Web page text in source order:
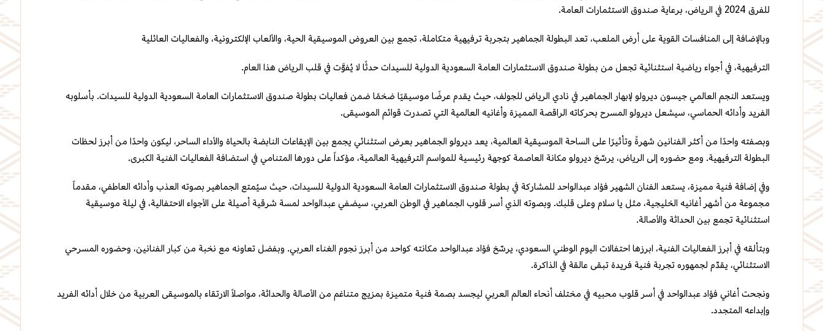
للفرق 2024 في الرياض، برعاية صندوق الاستثمارات العامة.
وبالإضافة إلى المنافسات القوية على أرض الملعب، تعد البطولة الجماهير بتجربة ترفيهية متكاملة، تجمع بين العروض الموسيقية الحية، والألعاب الإلكترونية، والفعاليات العائلية
الترفيهية، في أجواء رياضية استثنائية تجعل من بطولة صندوق الاستثمارات العامة السعودية الدولية للسيدات حدثًا لا يُفوَّت في قلب الرياض هذا العام.
ويستعد النجم العالمي جيسون ديرولو لإبهار الجماهير في نادي الرياض للجولف، حيث يقدم عرضًا موسيقيًا ضخمًا ضمن فعاليات بطولة صندوق الاستثمارات العامة السعودية الدولية للسيدات. بأسلوبه
الفريد وأدائه الحماسي، سيشعل ديرولو المسرح بحركاته الراقصة المميزة وأغانيه العالمية التي تصدرت قوائم الموسيقى.
وبصفته واحدًا من أكثر الفنانين شهرةً وتأثيرًا على الساحة الموسيقية العالمية، يعد ديرولو الجماهير بعرض استثنائي يجمع بين الإيقاعات النابضة بالحياة والأداء الساحر، ليكون واحدًا من أبرز لحظات
البطولة الترفيهية. ومع حضوره إلى الرياض، يرسّخ ديرولو مكانة العاصمة كوجهة رئيسية للمواسم الترفيهية العالمية، مؤكداً على دورها المتنامي في استضافة الفعاليات الفنية الكبرى.
وفي إضافة فنية مميزة، يستعد الفنان الشهير فؤاد عبدالواحد للمشاركة في بطولة صندوق الاستثمارات العامة السعودية الدولية للسيدات، حيث سيُمتع الجماهير بصوته العذب وأدائه العاطفي، مقدماً
مجموعة من أشهر أغانيه الخليجية، مثل يا سلام وعلى قلبك. وبصوته الذي أسر قلوب الجماهير في الوطن العربي، سيضفي عبدالواحد لمسة شرقية أصيلة على الأجواء الاحتفالية، في ليلة موسيقية
استثنائية تجمع بين الحداثة والأصالة.
وبتألقه في أبرز الفعاليات الفنية، ابرزها احتفالات اليوم الوطني السعودي، يرسّخ فؤاد عبدالواحد مكانته كواحد من أبرز نجوم الغناء العربي. وبفضل تعاونه مع نخبة من كبار الفنانين، وحضوره المسرحي
الاستثنائي، يقدّم لجمهوره تجربة فنية فريدة تبقى عالقة في الذاكرة.
ونجحت أغاني فؤاد عبدالواحد في أسر قلوب محبيه في مختلف أنحاء العالم العربي ليجسد بصمة فنية متميزة بمزيج متناغم من الأصالة والحداثة، مواصلاً الارتقاء بالموسيقى العربية من خلال أدائه الفريد
وإبداعه المتجدد.